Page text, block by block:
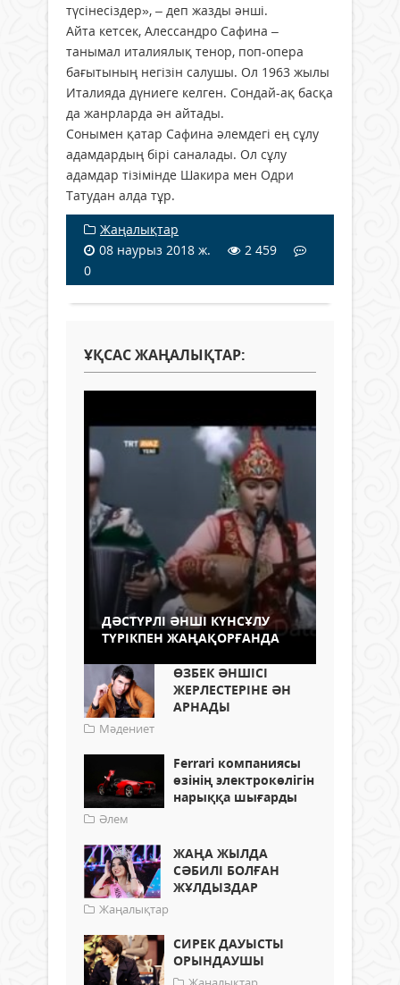
түсінесіздер», – деп жазды әнші.
Айта кетсек, Алессандро Сафина –
танымал италиялық тенор, поп-опера
бағытының негізін салушы. Ол 1963 жылы
Италияда дүниеге келген. Сондай-ақ басқа
да жанрларда ән айтады.
Сонымен қатар Сафина әлемдегі ең сұлу
адамдардың бірі саналады. Ол сұлу
адамдар тізімінде Шакира мен Одри
Татудан алда тұр.
Жаңалықтар
08 наурыз 2018 ж.
2 459
0
ҰҚСАС ЖАҢАЛЫҚТАР:
ДӘСТҮРЛІ ӘНШІ КҮНСҰЛУ
ТҮРІКПЕН ЖАҢАҚОРҒАНДА
ӨЗБЕК ӘНШІСІ
ЖЕРЛЕСТЕРІНЕ ӘН
АРНАДЫ
Мәдениет
Ferrari компаниясы
өзінің электрокөлігін
нарыққа шығарды
Әлем
ЖАҢА ЖЫЛДА
СӘБИЛІ БОЛҒАН
ЖҰЛДЫЗДАР
Жаңалықтар
СИРЕК ДАУЫСТЫ
ОРЫНДАУШЫ